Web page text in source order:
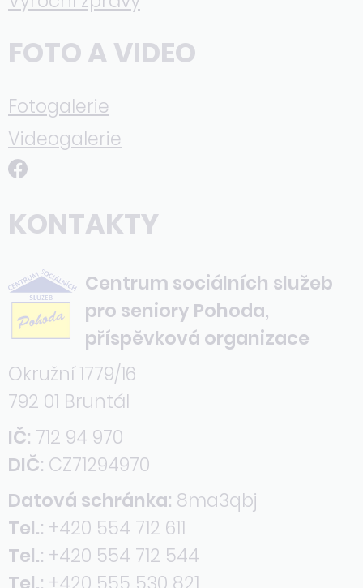
FOTO A VIDEO
Fotogalerie
Videogalerie
KONTAKTY
Centrum sociálních služeb
pro seniory Pohoda,
příspěvková organizace
Okružní 1779/16
792 01 Bruntál
IČ: 712 94 970
DIČ: CZ71294970
Datová schránka: 8ma3qbj
Tel.: +420 554 712 611
Tel.: +420 554 712 544